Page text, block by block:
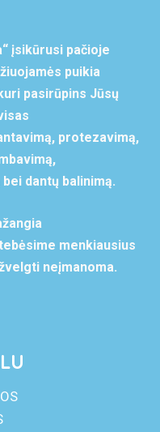
įsikūrusi pačioje
puikia
pasirūpins Jūsų
protezavimą,
dantų balinimą.
menkiausius
neįmanoma.